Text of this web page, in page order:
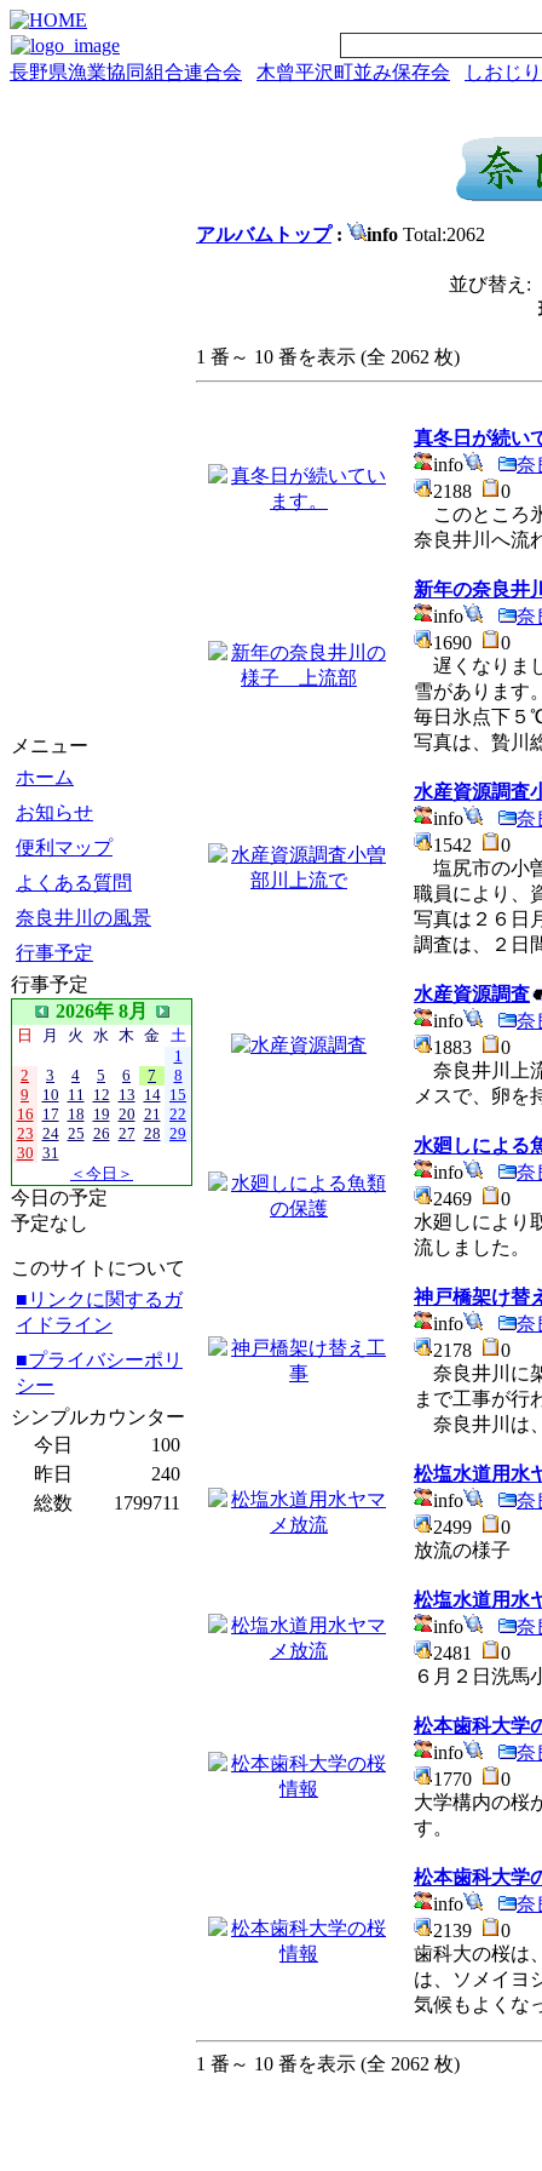
長野県漁業協同組合連合会 木曾平沢町並み保存会 しおじ
メニュー
ホーム
お知らせ
便利マップ
よくある質問
奈良井川の風景
行事予定
行事予定
2026年 8月
日 月 火 水 木 金 土
1
2
3 4 5 6 7
8
9
10 11 12 13 14 15
16 17 18 19 20 21 22
23 24 25 26 27 28 29
30 31
＜今日＞
今日の予定
予定なし
このサイトについて
■リンクに関するガ
イドライン
■プライバシーポリ
シー
シンプルカウンター
今日
100
昨日
240
総数
1799711
アルバムトップ: info Total:2062
並び替え:
1 番～ 10 番を表示 (全 2062 枚)
真冬日が続い
info
奈
2188
0
このところ
奈良井川へ流
新年の奈良
info
奈
1690
0
遅くなりま
雪があります
毎日氷点下５
写真は、贄川
水産資源調査
info
奈
1542
0
塩尻市の小
職員により、
写真は２６日
調査は、２日
水産資源調査
info
奈
1883
0
奈良井川上
メスで、卵を
水廻しによる
info
奈
2469
0
水廻しにより
流しました。
神戸橋架け替
info
奈
2178
0
奈良井川に
まで工事が行
奈良井川は
松塩水道用水
info
奈
2499
0
放流の様子
松塩水道用水
info
奈
2481
0
６月２日洗馬
松本歯科大学
info
奈
1770
0
大学構内の桜
す。
松本歯科大学
info
奈
2139
0
歯科大の桜は
は、ソメイヨ
気候もよくな
1 番～ 10 番を表示 (全 2062 枚)